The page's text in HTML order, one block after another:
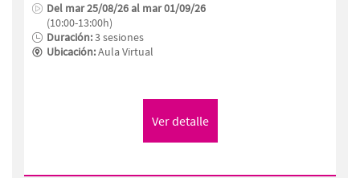
Del mar 25/08/26 al mar 01/09/26
(10:00-13:00h)
Duración:3 sesiones
Ubicación:Aula Virtual